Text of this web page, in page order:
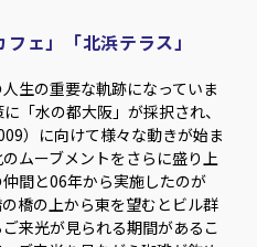
ェ」「北浜テラス」
生の重要な軌跡になっていま
「水の都大阪」が採択され、
）に向けて様々な動きが始ま
ムーブメントをさらに盛り上
間と06年から実施したのが
橋の上から東を望むとビル群
来光が見られる期間があるこ